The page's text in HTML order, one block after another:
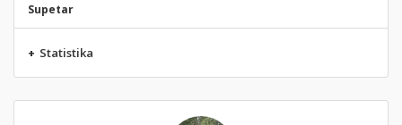
Supetar
+ Statistika